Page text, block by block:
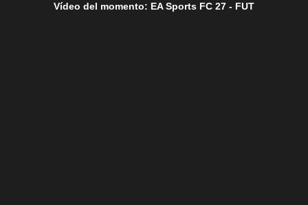
Vídeo del momento: EA Sports FC 27 - FUT